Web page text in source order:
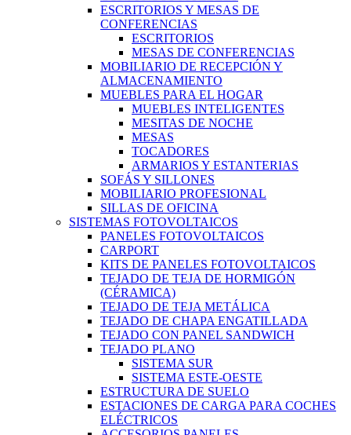
ESCRITORIOS Y MESAS DE
CONFERENCIAS
ESCRITORIOS
MESAS DE CONFERENCIAS
MOBILIARIO DE RECEPCIÓN Y
ALMACENAMIENTO
MUEBLES PARA EL HOGAR
MUEBLES INTELIGENTES
MESITAS DE NOCHE
MESAS
TOCADORES
ARMARIOS Y ESTANTERIAS
SOFÁS Y SILLONES
MOBILIARIO PROFESIONAL
SILLAS DE OFICINA
SISTEMAS FOTOVOLTAICOS
PANELES FOTOVOLTAICOS
CARPORT
KITS DE PANELES FOTOVOLTAICOS
TEJADO DE TEJA DE HORMIGÓN
(CÉRAMICA)
TEJADO DE TEJA METÁLICA
TEJADO DE CHAPA ENGATILLADA
TEJADO CON PANEL SANDWICH
TEJADO PLANO
SISTEMA SUR
SISTEMA ESTE-OESTE
ESTRUCTURA DE SUELO
ESTACIONES DE CARGA PARA COCHES
ELÉCTRICOS